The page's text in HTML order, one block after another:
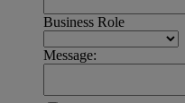
Business Role
Message: